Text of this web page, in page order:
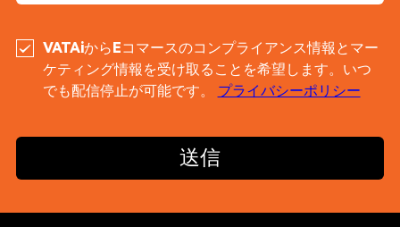
VATAiからEコマースのコンプライアンス情報とマー
ケティング情報を受け取ることを希望します。いつ
でも配信停止が可能です。 プライバシーポリシー
送信